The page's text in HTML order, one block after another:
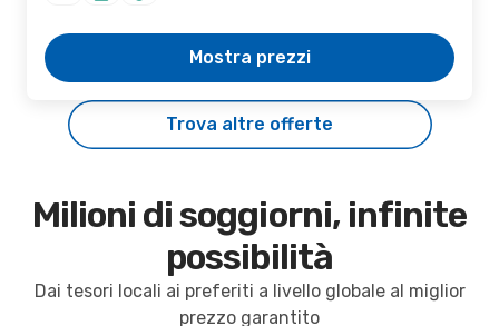
Mostra prezzi
Trova altre offerte
Milioni di soggiorni, infinite
possibilità
Dai tesori locali ai preferiti a livello globale al miglior
prezzo garantito